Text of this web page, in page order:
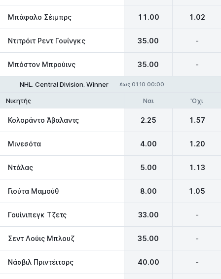
Μπάφαλο Σέιμπρς 11.00 1.02
Ντιτρόιτ Ρεντ Γουίνγκς 35.00 -
Μπόστον Μπρούινς 35.00 -
NHL. Central Division. Winner έως 01.10 00:00
Νικητής Ναι 'Οχι
Κολοράντο Άβαλαντς 2.25 1.57
Μινεσότα 4.00 1.20
Ντάλας 5.00 1.13
Γιούτα Μαμούθ 8.00 1.05
Γουίνιπεγκ Τζετς 33.00 -
Σεντ Λούις Μπλουζ 35.00 -
Νάσβιλ Πριντέιτορς 40.00 -